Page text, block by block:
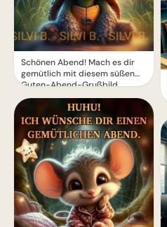
Schönen Abend! Mach es dir
gemütlich mit diesem süßen
Guten-Abend-Grußbild